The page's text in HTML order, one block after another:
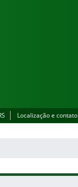
Localização e contato